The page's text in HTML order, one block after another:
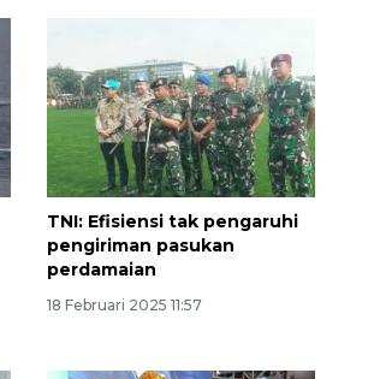
TNI: Efisiensi tak pengaruhi
pengiriman pasukan
perdamaian
18 Februari 2025 11:57